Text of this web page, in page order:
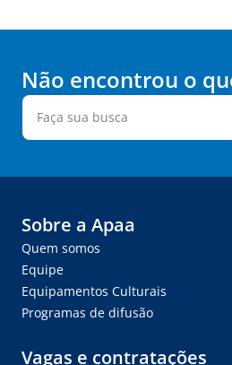
Não encontrou o
Sobre a Apaa
Quem somos
Equipe
Equipamentos Culturais
Programas de difusão
Vagas e contratações